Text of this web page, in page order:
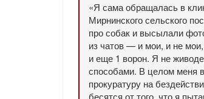
«Я сама обращалась в
Мирнинского сельского
про собак и высылали
из чатов — и мои, и не
и еще 1 ворон. Я не
способами. В целом меня
прокуратуру на
бесятся от того, что я